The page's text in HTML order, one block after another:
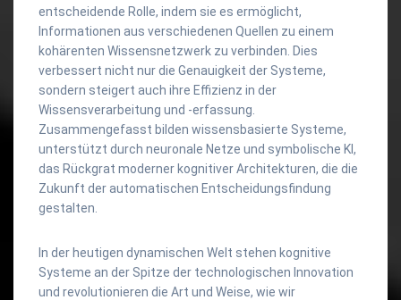
entscheidende Rolle, indem sie es ermöglicht,
Informationen aus verschiedenen Quellen zu einem
kohärenten Wissensnetzwerk zu verbinden. Dies
verbessert nicht nur die Genauigkeit der Systeme,
sondern steigert auch ihre Effizienz in der
Wissensverarbeitung und -erfassung.
Zusammengefasst bilden wissensbasierte Systeme,
unterstützt durch neuronale Netze und symbolische KI,
das Rückgrat moderner kognitiver Architekturen, die die
Zukunft der automatischen Entscheidungsfindung
gestalten.
In der heutigen dynamischen Welt stehen kognitive
Systeme an der Spitze der technologischen Innovation
und revolutionieren die Art und Weise, wie wir